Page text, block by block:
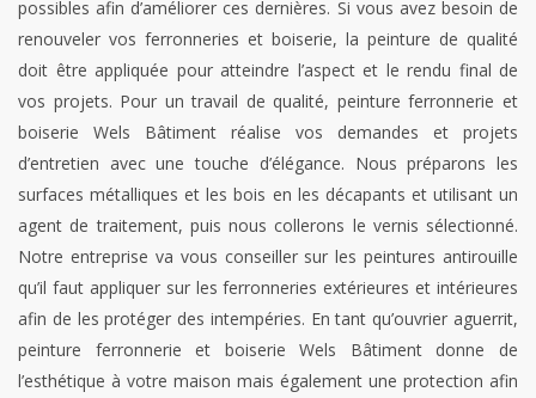
possibles afin d’améliorer ces dernières. Si vous avez besoin de
renouveler vos ferronneries et boiserie, la peinture de qualité
doit être appliquée pour atteindre l’aspect et le rendu final de
vos projets. Pour un travail de qualité, peinture ferronnerie et
boiserie Wels Bâtiment réalise vos demandes et projets
d’entretien avec une touche d’élégance. Nous préparons les
surfaces métalliques et les bois en les décapants et utilisant un
agent de traitement, puis nous collerons le vernis sélectionné.
Notre entreprise va vous conseiller sur les peintures antirouille
qu’il faut appliquer sur les ferronneries extérieures et intérieures
afin de les protéger des intempéries. En tant qu’ouvrier aguerrit,
peinture ferronnerie et boiserie Wels Bâtiment donne de
l’esthétique à votre maison mais également une protection afin